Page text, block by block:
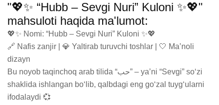
"💖✨ “Hubb – Sevgi Nuri” Kuloni ✨💖"
mahsuloti haqida ma'lumot:
💖✨ Nomi: “Hubb – Sevgi Nuri” Kuloni ✨💖
🔗 Nafis zanjir | 💎 Yaltirab turuvchi toshlar | 🤍 Ma’noli
dizayn
Bu noyob taqinchoq arab tilida “حب” – ya’ni “Sevgi” so‘zi
shaklida ishlangan bo‘lib, qalbdagi eng go‘zal tuyg‘ularni
ifodalaydi 💞